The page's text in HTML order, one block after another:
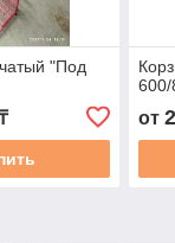
"Под
от